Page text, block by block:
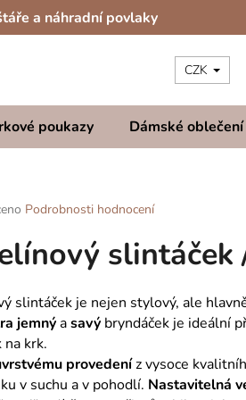
a náhradní povlaky
poukazy Dámské oblečení
CZK
Podrobnosti hodnocení
slintáček
slintáček je nejen stylový, ale
jemnýasavý bryndáček je ideální
na krk.
provedeníz vysoce
v suchu a v pohodlí. Nastavitelná